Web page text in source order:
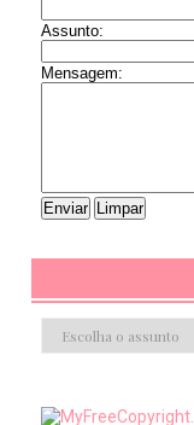
Assunto:
Mensagem: